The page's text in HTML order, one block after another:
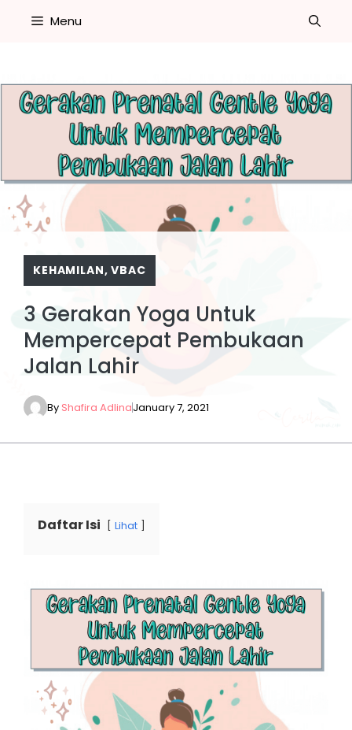
Menu
KEHAMILAN,VBAC
3 Gerakan Yoga Untuk
Mempercepat Pembukaan
Jalan Lahir
By Shafira AdlinaJanuary 7, 2021
Daftar Isi Lihat